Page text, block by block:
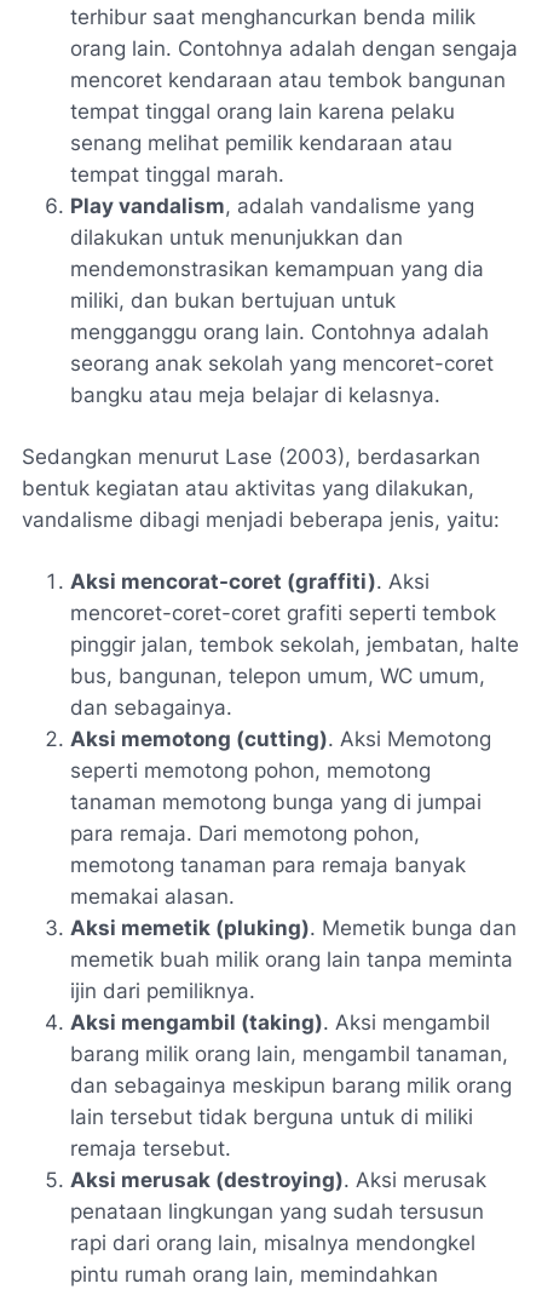
terhibur saat menghancurkan benda milik
orang lain. Contohnya adalah dengan sengaja
mencoret kendaraan atau tembok bangunan
tempat tinggal orang lain karena pelaku
senang melihat pemilik kendaraan atau
tempat tinggal marah.
Play vandalism, adalah vandalisme yang
dilakukan untuk menunjukkan dan
mendemonstrasikan kemampuan yang dia
miliki, dan bukan bertujuan untuk
mengganggu orang lain. Contohnya adalah
seorang anak sekolah yang mencoret-coret
bangku atau meja belajar di kelasnya.
Sedangkan menurut Lase (2003), berdasarkan
bentuk kegiatan atau aktivitas yang dilakukan,
vandalisme dibagi menjadi beberapa jenis, yaitu:
Aksi mencorat-coret (graffiti). Aksi
mencoret-coret-coret grafiti seperti tembok
pinggir jalan, tembok sekolah, jembatan, halte
bus, bangunan, telepon umum, WC umum,
dan sebagainya.
Aksi memotong (cutting). Aksi Memotong
seperti memotong pohon, memotong
tanaman memotong bunga yang di jumpai
para remaja. Dari memotong pohon,
memotong tanaman para remaja banyak
memakai alasan.
Aksi memetik (pluking). Memetik bunga dan
memetik buah milik orang lain tanpa meminta
ijin dari pemiliknya.
Aksi mengambil (taking). Aksi mengambil
barang milik orang lain, mengambil tanaman,
dan sebagainya meskipun barang milik orang
lain tersebut tidak berguna untuk di miliki
remaja tersebut.
Aksi merusak (destroying). Aksi merusak
penataan lingkungan yang sudah tersusun
rapi dari orang lain, misalnya mendongkel
pintu rumah orang lain, memindahkan